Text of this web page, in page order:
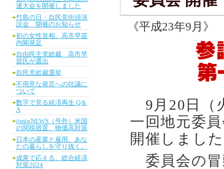
《平成23年9月》
9月20日（
一回地元委
開催しまし
委員会の冒
連大会を開催しました
竹島の日・自民党街頭演
説会 開催のお知らせ
初の女性首相、高市早苗
内閣発足
自由民主党総裁 高市早
苗氏が選出
自民党総裁選挙
不用意な発言への抗議に
ついて
数字で見る経済再生 Q＆
A
jiminNEWS（号外）米国
の関税措置、物価高対策
日本の産業と雇用、あな
たの暮らしを守り抜く。
成果で応える。総合経済
対策2024